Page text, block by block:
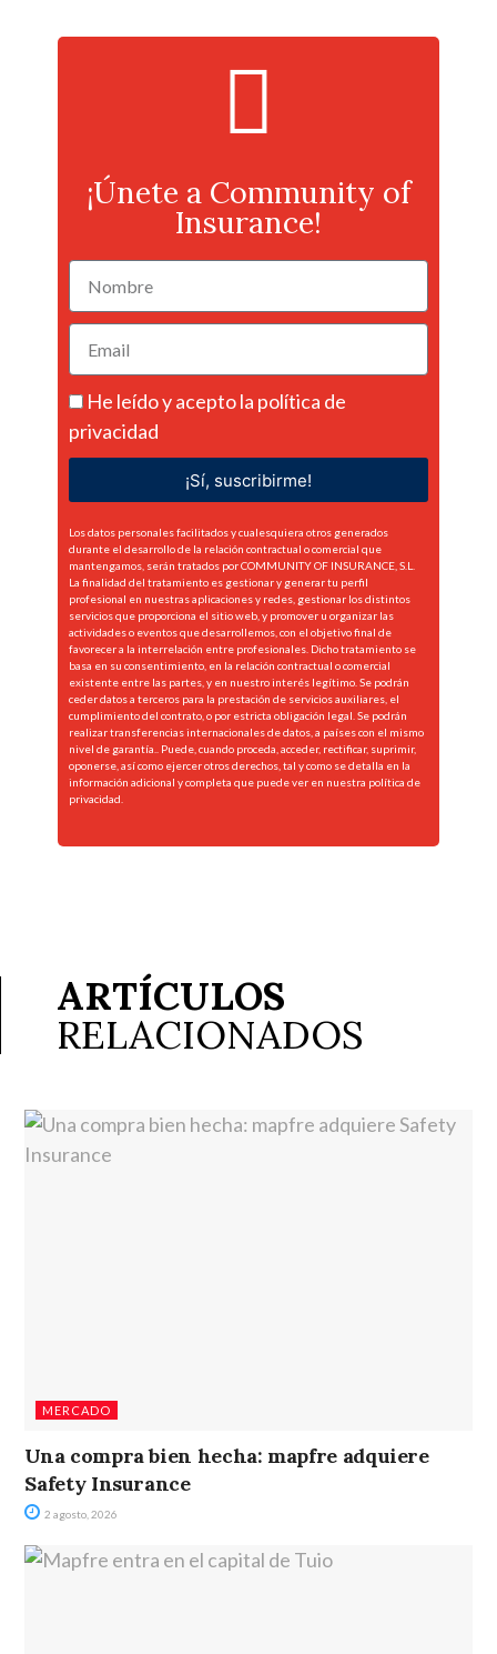
¡Únete a Community of
Insurance!
He leído y acepto la política de
privacidad
¡Sí, suscribirme!
Los datos personales facilitados y cualesquiera otros generados
durante el desarrollo de la relación contractual o comercial que
mantengamos, serán tratados por COMMUNITY OF INSURANCE, S.L.
La finalidad del tratamiento es gestionar y generar tu perfil
profesional en nuestras aplicaciones y redes, gestionar los distintos
servicios que proporciona el sitio web, y promover u organizar las
actividades o eventos que desarrollemos, con el objetivo final de
favorecer a la interrelación entre profesionales. Dicho tratamiento se
basa en su consentimiento, en la relación contractual o comercial
existente entre las partes, y en nuestro interés legítimo. Se podrán
ceder datos a terceros para la prestación de servicios auxiliares, el
cumplimiento del contrato, o por estricta obligación legal. Se podrán
realizar transferencias internacionales de datos, a países con el mismo
nivel de garantía.. Puede, cuando proceda, acceder, rectificar, suprimir,
oponerse, así como ejercer otros derechos, tal y como se detalla en la
información adicional y completa que puede ver en nuestra política de
privacidad.
ARTÍCULOS
RELACIONADOS
MERCADO
Una compra bien hecha: mapfre adquiere
Safety Insurance
2 agosto, 2026